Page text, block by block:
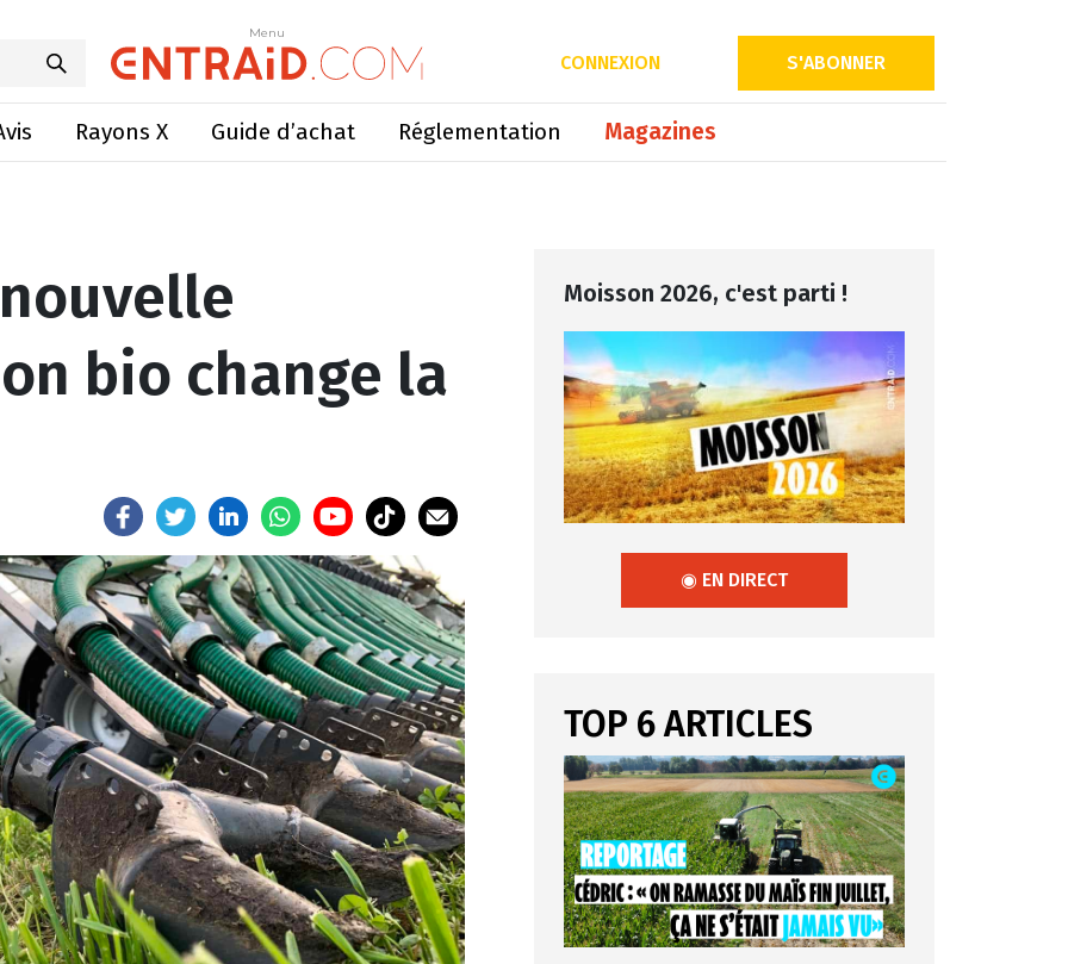
Menu
CONNEXION S'ABONNER
Rayons X Guide d’achat Réglementation Magazines
Menu
bio change la donne !
bio change la
Moisson 2026, c'est parti !
◉ EN DIRECT
TOP 6 ARTICLES